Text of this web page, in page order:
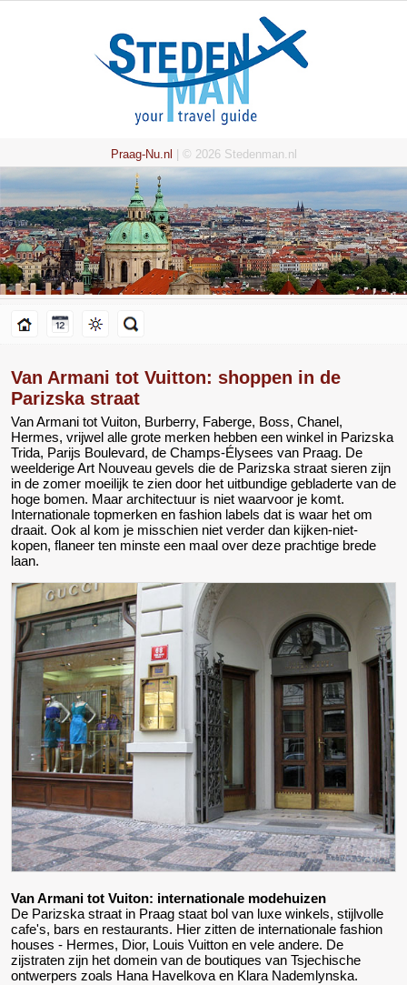
Praag-Nu.nl | © 2026 Stedenman.nl
Van Armani tot Vuitton: shoppen in de
Parizska straat
Van Armani tot Vuiton, Burberry, Faberge, Boss, Chanel,
Hermes, vrijwel alle grote merken hebben een winkel in Parizska
Trida, Parijs Boulevard, de Champs-Élysees van Praag. De
weelderige Art Nouveau gevels die de Parizska straat sieren zijn
in de zomer moeilijk te zien door het uitbundige gebladerte van de
hoge bomen. Maar architectuur is niet waarvoor je komt.
Internationale topmerken en fashion labels dat is waar het om
draait. Ook al kom je misschien niet verder dan kijken-niet-
kopen, flaneer ten minste een maal over deze prachtige brede
laan.
Van Armani tot Vuiton: internationale modehuizen
De Parizska straat in Praag staat bol van luxe winkels, stijlvolle
cafe's, bars en restaurants. Hier zitten de internationale fashion
houses - Hermes, Dior, Louis Vuitton en vele andere. De
zijstraten zijn het domein van de boutiques van Tsjechische
ontwerpers zoals Hana Havelkova en Klara Nademlynska.